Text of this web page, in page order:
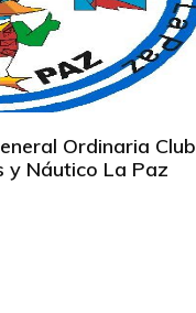
Ordinaria Club
y Náutico La Paz